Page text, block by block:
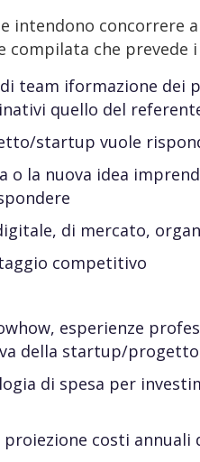
concorrere
che prevede
team iformazione
quello del
startup vuole
o la nuova idea
di mercato,
competitivo
esperienze
della startup/
di spesa per
costi annuali